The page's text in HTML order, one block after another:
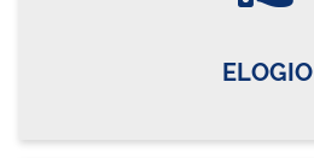
ELOGIO